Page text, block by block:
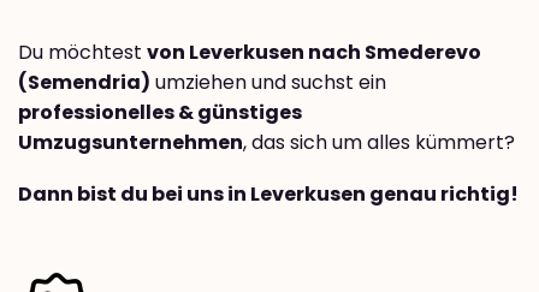
Du möchtest von Leverkusen nach Smederevo
(Semendria) umziehen und suchst ein
professionelles & günstiges
Umzugsunternehmen, das sich um alles kümmert?
Dann bist du bei uns in Leverkusen genau richtig!